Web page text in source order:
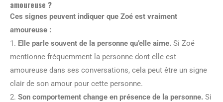
amoureuse ?
Ces signes peuvent indiquer que Zoé est vraiment
amoureuse :
1. Elle parle souvent de la personne qu’elle aime. Si Zoé
mentionne fréquemment la personne dont elle est
amoureuse dans ses conversations, cela peut être un signe
clair de son amour pour cette personne.
2. Son comportement change en présence de la personne. Si